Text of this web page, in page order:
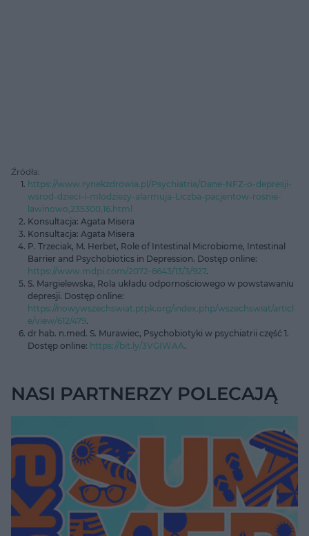
Źródła:
https://www.rynekzdrowia.pl/Psychiatria/Dane-NFZ-o-depresji-
wsrod-dzieci-i-mlodziezy-alarmuja-Liczba-pacjentow-rosnie-
lawinowo,235300,16.html
Konsultacja: Agata Misera
Konsultacja: Agata Misera
P. Trzeciak, M. Herbet, Role of Intestinal Microbiome, Intestinal
Barrier and Psychobiotics in Depression. Dostęp online:
https://www.mdpi.com/2072-6643/13/3/927.
S. Margielewska, Rola układu odpornościowego w powstawaniu
depresji. Dostęp online:
https://nowywszechswiat.ptpk.org/index.php/wszechswiat/articl
e/view/612/479.
dr hab. n.med. S. Murawiec, Psychobiotyki w psychiatrii część 1.
Dostęp online: https://bit.ly/3VGIWAA.
NASI PARTNERZY POLECAJĄ